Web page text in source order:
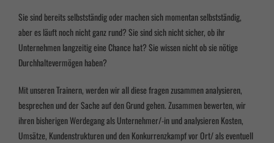
Sie sind bereits selbstständig oder machen sich momentan selbstständig,
aber es läuft noch nicht ganz rund? Sie sind sich nicht sicher, ob ihr
Unternehmen langzeitig eine Chance hat? Sie wissen nicht ob sie nötige
Durchhaltevermögen haben?
Mit unseren Trainern, werden wir all diese fragen zusammen analysieren,
besprechen und der Sache auf den Grund gehen. Zusammen bewerten, wir
ihren bisherigen Werdegang als Unternehmer/-in und analysieren Kosten,
Umsätze, Kundenstrukturen und den Konkurrenzkampf vor Ort/ als eventuell